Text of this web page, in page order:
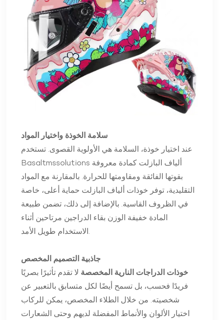
سلامة الخوذة واختيار المواد
عند اختيار خوذة، السلامة هي الأولوية القصوى. تستخدم
Basaltmssolutions ألياف البازلت كمادة معروفة
بقوتها الفائقة ومقاومتها للحرارة. بالمقارنة مع المواد
التقليدية، توفر خوذات ألياف البازلت حماية أعلى، خاصة
في الظروف القاسية. بالإضافة إلى ذلك، تضمن طبيعة
المادة خفيفة الوزن بقاء الدراجين مرتاحين أثناء
الاستخدام طويل الأمد.
جاذبية التصميم المخصص
خوذات الدراجات النارية المخصصة لا تقدم تأثيرًا بصريًا
فريدًا فحسب، بل تسمح أيضًا لكل متسابق بالتعبير عن
شخصيته. من خلال الطلاء المخصص، يمكن للركاب
اختيار الألوان والأنماط المفضلة لديهم وحتى الشعارات